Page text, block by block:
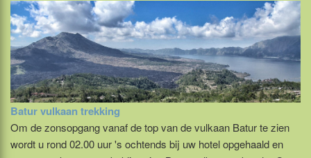
Batur vulkaan trekking
Om de zonsopgang vanaf de top van de vulkaan Batur te zien
wordt u rond 02.00 uur 's ochtends bij uw hotel opgehaald en